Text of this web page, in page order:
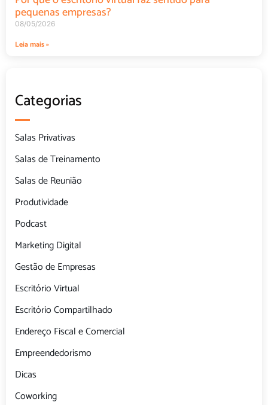
pequenas empresas?
08/05/2026
Leia mais »
Categorias
Salas Privativas
Salas de Treinamento
Salas de Reunião
Produtividade
Podcast
Marketing Digital
Gestão de Empresas
Escritório Virtual
Escritório Compartilhado
Endereço Fiscal e Comercial
Empreendedorismo
Dicas
Coworking